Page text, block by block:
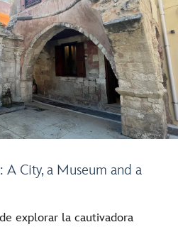
City, a Museum and a
explorar la cautivadora